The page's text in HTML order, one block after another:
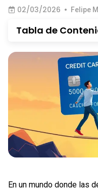
02/03/2026 • Felipe
Tabla de
En un mundo donde las